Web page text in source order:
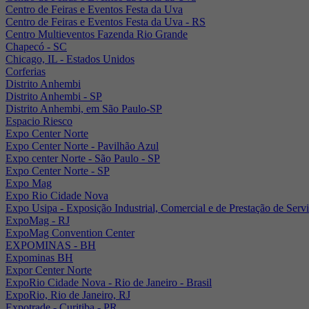
Centro de Feiras e Eventos Festa da Uva
Centro de Feiras e Eventos Festa da Uva - RS
Centro Multieventos Fazenda Rio Grande
Chapecó - SC
Chicago, IL - Estados Unidos
Corferias
Distrito Anhembi
Distrito Anhembi - SP
Distrito Anhembi, em São Paulo-SP
Espacio Riesco
Expo Center Norte
Expo Center Norte - Pavilhão Azul
Expo center Norte - São Paulo - SP
Expo Center Norte - SP
Expo Mag
Expo Rio Cidade Nova
Expo Usipa - Exposição Industrial, Comercial e de Prestação de
ExpoMag - RJ
ExpoMag Convention Center
EXPOMINAS - BH
Expominas BH
Expor Center Norte
ExpoRio Cidade Nova - Rio de Janeiro - Brasil
ExpoRio, Rio de Janeiro, RJ